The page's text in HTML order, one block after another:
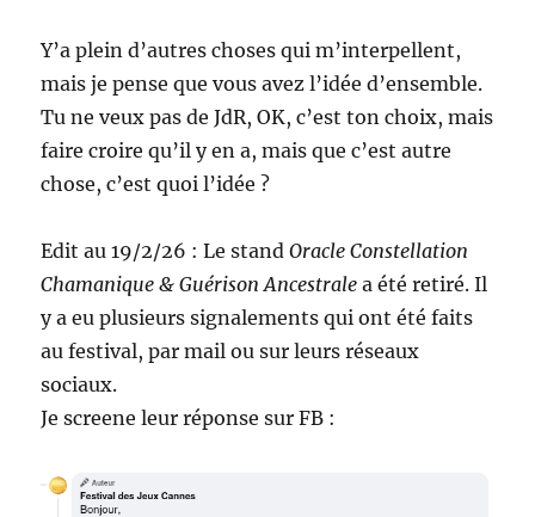
Y’a plein d’autres choses qui m’interpellent,
mais je pense que vous avez l’idée d’ensemble.
Tu ne veux pas de JdR, OK, c’est ton choix, mais
faire croire qu’il y en a, mais que c’est autre
chose, c’est quoi l’idée ?
Edit au 19/2/26 : Le standOracle Constellation
Chamanique & Guérison Ancestrale a été retiré. Il
y a eu plusieurs signalements qui ont été faits
au festival, par mail ou sur leurs réseaux
sociaux.
Je screene leur réponse sur FB :